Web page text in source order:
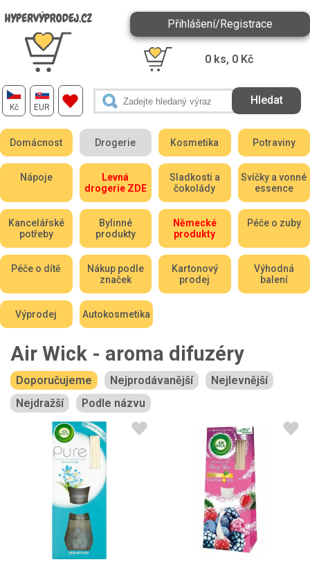
Kč EUR
Přihlášení/Registrace
0 ks, 0 Kč
Domácnost Drogerie Kosmetika Potraviny
Nápoje
Levná
drogerie ZDE
Sladkosti a
čokolády
Svíčky a vonné
essence
Kancelářské
potřeby
Bylinné
produkty
Německé
produkty
Péče o zuby
Péče o dítě
Nákup podle
značek
Kartonový
prodej
Výhodná
balení
Výprodej Autokosmetika
Air Wick - aroma difuzéry
Doporučujeme Nejprodávanější
Nejlevnější
Nejdražší
Podle názvu